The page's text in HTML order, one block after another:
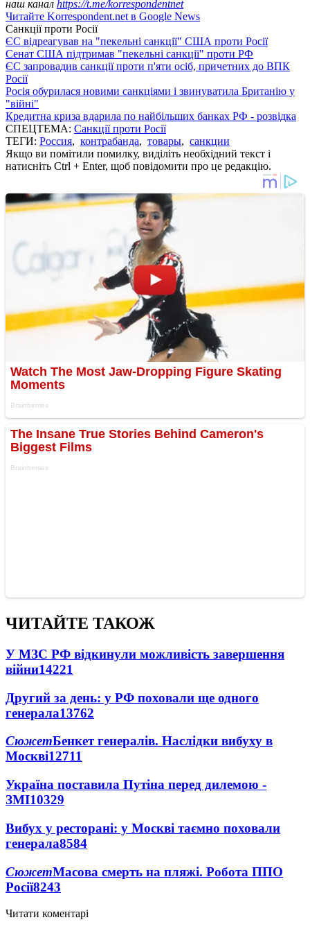
наш канал https://t.me/korrespondentnet
Читайте Korrespondent.net в Google News
Санкції проти Росії
ЄС відреагував на "пекельні санкції" США проти Росії
Сенат США підтримав "пекельні санкції" проти РФ
ЄС запровадив санкції проти п'яти осіб, причетних до ВПК
Росії
Росія обурилася новими санкціями і звинуватила Британію у
"війні"
Кредитна криза вдарила по найбільших банках РФ - розвідка
СПЕЦТЕМА: Санкції проти Росії
ТЕГИ: Россия, контрабанда, товары, санкции
Якщо ви помітили помилку, виділіть необхідний текст і
натисніть Ctrl + Enter, щоб повідомити про це редакцію.
ЧИТАЙТЕ ТАКОЖ
У МЗС РФ відкинули можливість завершення
війни14221
Другий за день: у РФ поховали ще одного
генерала13762
СюжетБенкет генералів. Наслідки вибуху в
Москві12711
Україна поставила Путіна перед дилемою -
ЗМІ10329
Вибух у ресторані: у Москві таємно поховали
генерала8584
СюжетМасова смерть на пляжі. Робота ППО
Росії8243
Читати коментарі